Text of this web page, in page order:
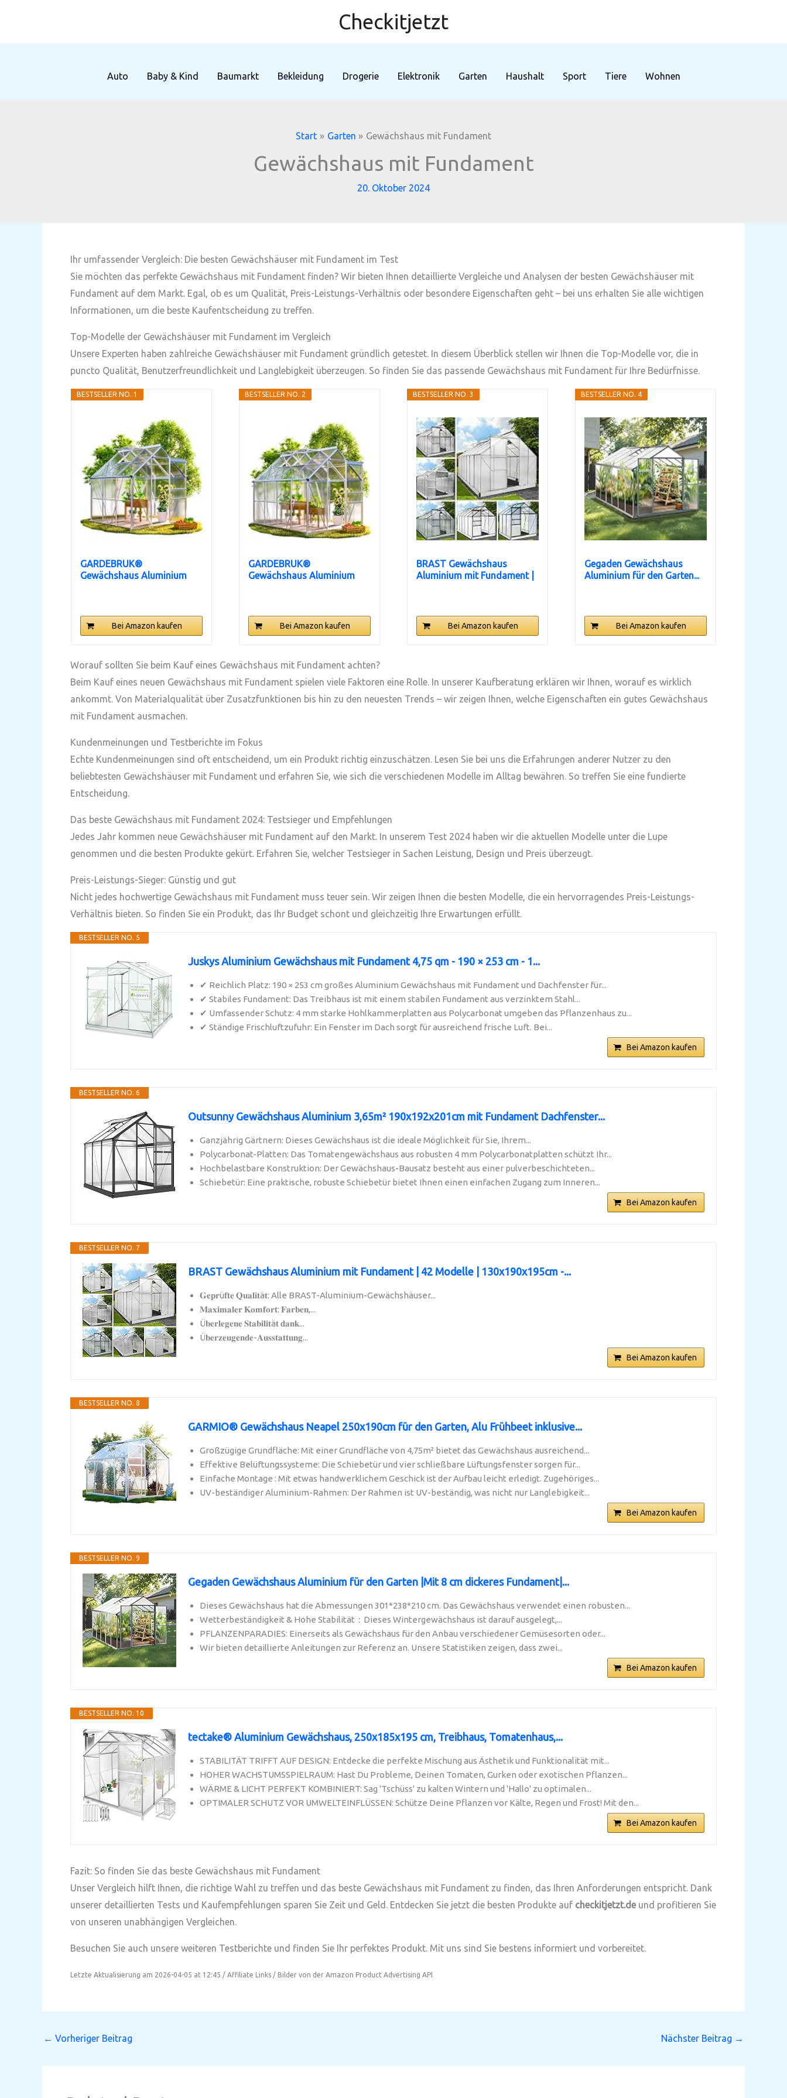
springen
Checkitjetzt
Auto Baby & Kind Baumarkt Bekleidung Drogerie Elektronik Garten Haushalt Sport Tiere Wohnen
Start Garten Gewächshaus mit Fundament
Gewächshaus mit Fundament
20. Oktober 2024
Ihr umfassender Vergleich: Die besten Gewächshäuser mit Fundament im Test
Sie möchten das perfekte Gewächshaus mit Fundament finden? Wir bieten Ihnen detaillierte Vergleiche und Analysen der besten Gewächshäuser mit
Fundament auf dem Markt. Egal, ob es um Qualität, Preis-Leistungs-Verhältnis oder besondere Eigenschaften geht – bei uns erhalten Sie alle wichtigen
Informationen, um die beste Kaufentscheidung zu treffen.
Top-Modelle der Gewächshäuser mit Fundament im Vergleich
Unsere Experten haben zahlreiche Gewächshäuser mit Fundament gründlich getestet. In diesem Überblick stellen wir Ihnen die Top-Modelle vor, die in
puncto Qualität, Benutzerfreundlichkeit und Langlebigkeit überzeugen. So finden Sie das passende Gewächshaus mit Fundament für Ihre Bedürfnisse.
BESTSELLER NO. 1
GARDEBRUK®
Gewächshaus Aluminium
Bei Amazon kaufen
BESTSELLER NO. 2
GARDEBRUK®
Gewächshaus Aluminium
Bei Amazon kaufen
BESTSELLER NO. 3
BRAST Gewächshaus
Aluminium mit Fundament |
Bei Amazon kaufen
BESTSELLER NO. 4
Gegaden Gewächshaus
Aluminium für den Garten...
Bei Amazon kaufen
Worauf sollten Sie beim Kauf eines Gewächshaus mit Fundament achten?
Beim Kauf eines neuen Gewächshaus mit Fundament spielen viele Faktoren eine Rolle. In unserer Kaufberatung erklären wir Ihnen, worauf es wirklich
ankommt. Von Materialqualität über Zusatzfunktionen bis hin zu den neuesten Trends – wir zeigen Ihnen, welche Eigenschaften ein gutes Gewächshaus
mit Fundament ausmachen.
Kundenmeinungen und Testberichte im Fokus
Echte Kundenmeinungen sind oft entscheidend, um ein Produkt richtig einzuschätzen. Lesen Sie bei uns die Erfahrungen anderer Nutzer zu den
beliebtesten Gewächshäuser mit Fundament und erfahren Sie, wie sich die verschiedenen Modelle im Alltag bewähren. So treffen Sie eine fundierte
Entscheidung.
Das beste Gewächshaus mit Fundament 2024: Testsieger und Empfehlungen
Jedes Jahr kommen neue Gewächshäuser mit Fundament auf den Markt. In unserem Test 2024 haben wir die aktuellen Modelle unter die Lupe
genommen und die besten Produkte gekürt. Erfahren Sie, welcher Testsieger in Sachen Leistung, Design und Preis überzeugt.
Preis-Leistungs-Sieger: Günstig und gut
Nicht jedes hochwertige Gewächshaus mit Fundament muss teuer sein. Wir zeigen Ihnen die besten Modelle, die ein hervorragendes Preis-Leistungs-
Verhältnis bieten. So finden Sie ein Produkt, das Ihr Budget schont und gleichzeitig Ihre Erwartungen erfüllt.
BESTSELLER NO. 5
Juskys Aluminium Gewächshaus mit Fundament 4,75 qm - 190 × 253 cm - 1...
✔ Reichlich Platz: 190 × 253 cm großes Aluminium Gewächshaus mit Fundament und Dachfenster für...
✔ Stabiles Fundament: Das Treibhaus ist mit einem stabilen Fundament aus verzinktem Stahl...
✔ Umfassender Schutz: 4 mm starke Hohlkammerplatten aus Polycarbonat umgeben das Pflanzenhaus zu...
✔ Ständige Frischluftzufuhr: Ein Fenster im Dach sorgt für ausreichend frische Luft. Bei...
Bei Amazon kaufen
BESTSELLER NO. 6
Outsunny Gewächshaus Aluminium 3,65m² 190x192x201cm mit Fundament Dachfenster...
Ganzjährig Gärtnern: Dieses Gewächshaus ist die ideale Möglichkeit für Sie, Ihrem...
Polycarbonat-Platten: Das Tomatengewächshaus aus robusten 4 mm Polycarbonatplatten schützt Ihr...
Hochbelastbare Konstruktion: Der Gewächshaus-Bausatz besteht aus einer pulverbeschichteten...
Schiebetür: Eine praktische, robuste Schiebetür bietet Ihnen einen einfachen Zugang zum Inneren...
Bei Amazon kaufen
BESTSELLER NO. 7
BRAST Gewächshaus Aluminium mit Fundament | 42 Modelle | 130x190x195cm -...
𝐆𝐞𝐩𝐫ü𝐟𝐭𝐞 𝐐𝐮𝐚𝐥𝐢𝐭ä𝐭: Alle BRAST-Aluminium-Gewächshäuser...
𝐌𝐚𝐱𝐢𝐦𝐚𝐥𝐞𝐫 𝐊𝐨𝐦𝐟𝐨𝐫𝐭: 𝐅𝐚𝐫𝐛𝐞𝐧,...
Ü𝐛𝐞𝐫𝐥𝐞𝐠𝐞𝐧𝐞 𝐒𝐭𝐚𝐛𝐢𝐥𝐢𝐭ä𝐭 𝐝𝐚𝐧𝐤...
Ü𝐛𝐞𝐫𝐳𝐞𝐮𝐠𝐞𝐧𝐝𝐞-𝐀𝐮𝐬𝐬𝐭𝐚𝐭𝐭𝐮𝐧𝐠...
Bei Amazon kaufen
BESTSELLER NO. 8
GARMIO® Gewächshaus Neapel 250x190cm für den Garten, Alu Frühbeet inklusive...
Großzügige Grundfläche: Mit einer Grundfläche von 4,75m² bietet das Gewächshaus ausreichend...
Effektive Belüftungssysteme: Die Schiebetür und vier schließbare Lüftungsfenster sorgen für...
Einfache Montage : Mit etwas handwerklichem Geschick ist der Aufbau leicht erledigt. Zugehöriges...
UV-beständiger Aluminium-Rahmen: Der Rahmen ist UV-beständig, was nicht nur Langlebigkeit...
Bei Amazon kaufen
BESTSELLER NO. 9
Gegaden Gewächshaus Aluminium für den Garten |Mit 8 cm dickeres Fundament|...
Dieses Gewächshaus hat die Abmessungen 301*238*210 cm. Das Gewächshaus verwendet einen robusten...
Wetterbeständigkeit & Hohe Stabilität：Dieses Wintergewächshaus ist darauf ausgelegt,...
PFLANZENPARADIES: Einerseits als Gewächshaus für den Anbau verschiedener Gemüsesorten oder...
Wir bieten detaillierte Anleitungen zur Referenz an. Unsere Statistiken zeigen, dass zwei...
Bei Amazon kaufen
BESTSELLER NO. 10
tectake® Aluminium Gewächshaus, 250x185x195 cm, Treibhaus, Tomatenhaus,...
STABILITÄT TRIFFT AUF DESIGN: Entdecke die perfekte Mischung aus Ästhetik und Funktionalität mit...
HOHER WACHSTUMSSPIELRAUM: Hast Du Probleme, Deinen Tomaten, Gurken oder exotischen Pflanzen...
WÄRME & LICHT PERFEKT KOMBINIERT: Sag 'Tschüss' zu kalten Wintern und 'Hallo' zu optimalen...
OPTIMALER SCHUTZ VOR UMWELTEINFLÜSSEN: Schütze Deine Pflanzen vor Kälte, Regen und Frost! Mit den...
Bei Amazon kaufen
Fazit: So finden Sie das beste Gewächshaus mit Fundament
Unser Vergleich hilft Ihnen, die richtige Wahl zu treffen und das beste Gewächshaus mit Fundament zu finden, das Ihren Anforderungen entspricht. Dank
unserer detaillierten Tests und Kaufempfehlungen sparen Sie Zeit und Geld. Entdecken Sie jetzt die besten Produkte auf checkitjetzt.deund profitieren Sie
von unseren unabhängigen Vergleichen.
Besuchen Sie auch unsere weiteren Testberichte und finden Sie Ihr perfektes Produkt. Mit uns sind Sie bestens informiert und vorbereitet.
Letzte Aktualisierung am 2026-04-05 at 12:45 / Affiliate Links / Bilder von der Amazon Product Advertising API
← Vorheriger Beitrag Nächster Beitrag →